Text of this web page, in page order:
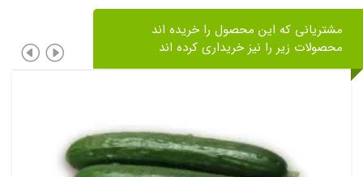
through
مشتریانی که این محصول را خریده اند
محصولات زیر را نیز خریداری کرده اند